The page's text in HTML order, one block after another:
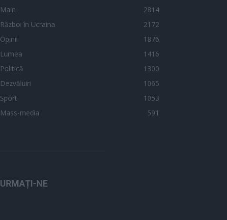
Main
2814
Război în Ucraina
2172
Opinii
1876
Lumea
1416
Politică
1300
Dezvăluiri
1065
Sport
1053
Mass-media
591
URMAȚI-NE